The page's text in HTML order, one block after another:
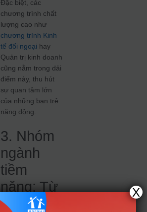
Đặc biệt, các
chương trình chất
lượng cao như
chương trình Kinh
tế đối ngoại hay
Quản trị kinh doanh
cũng nằm trong dải
điểm này, thu hút
sự quan tâm lớn
của những bạn trẻ
năng động.
3. Nhóm
ngành
tiềm
năng: Từ
22,0 –
X